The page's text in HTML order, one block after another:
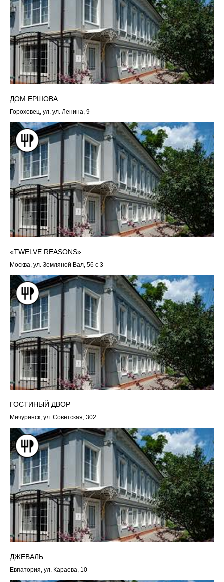
ДОМ ЕРШОВА
Гороховец, ул. ул. Ленина, 9
«TWELVE REASONS»
Москва, ул. Земляной Вал, 56 с 3
ГОСТИНЫЙ ДВОР
Мичуринск, ул. Советская, 302
ДЖЕВАЛЬ
Евпатория, ул. Караева, 10